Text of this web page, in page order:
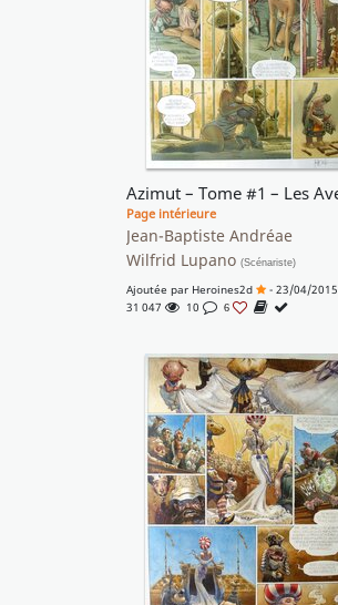
Page intérieure
Jean-Baptiste Andréae
Wilfrid Lupano (Scénariste)
Ajoutée par Heroines2d
- 23/04/2015
31 047
10 6